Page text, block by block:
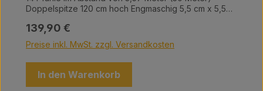
Doppelspitze 120 cm hoch Engmaschig 5,5 cm x 5,5
Regulärer Preis:
139,90 €
Preise inkl. MwSt. zzgl. Versandkosten
In den Warenkorb